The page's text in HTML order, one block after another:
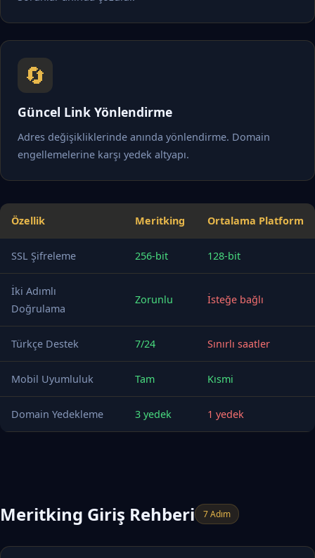
🔄
Güncel Link Yönlendirme
Adres değişikliklerinde anında yönlendirme. Domain
engellemelerine karşı yedek altyapı.
Özellik Meritking Ortalama Platform
SSL Şifreleme 256-bit 128-bit
İki Adımlı
Doğrulama
Zorunlu İsteğe bağlı
Türkçe Destek 7/24 Sınırlı saatler
Mobil Uyumluluk Tam Kısmi
Domain Yedekleme 3 yedek 1 yedek
Meritking Giriş Rehberi 7 Adım